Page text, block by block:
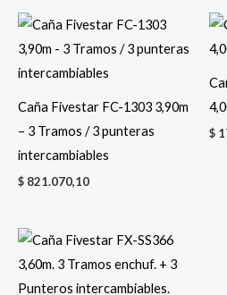
Caña Fivestar FC-1303 3,90m
– 3 Tramos / 3 punteras
intercambiables
$ 821.070,10
$